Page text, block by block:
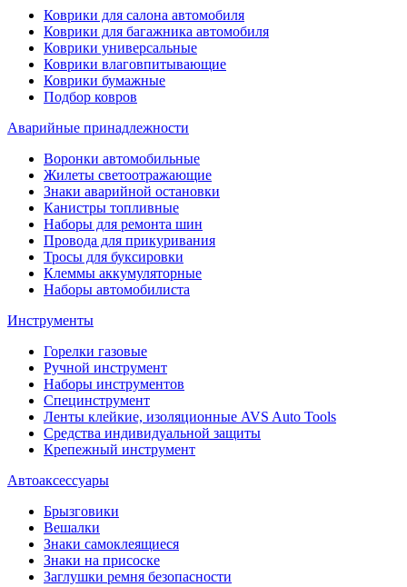
Коврики для салона автомобиля
Коврики для багажника автомобиля
Коврики универсальные
Коврики влаговпитывающие
Коврики бумажные
Подбор ковров
Аварийные принадлежности
Воронки автомобильные
Жилеты светоотражающие
Знаки аварийной остановки
Канистры топливные
Наборы для ремонта шин
Провода для прикуривания
Тросы для буксировки
Клеммы аккумуляторные
Наборы автомобилиста
Инструменты
Горелки газовые
Ручной инструмент
Наборы инструментов
Специнструмент
Ленты клейкие, изоляционные AVS Auto Tools
Средства индивидуальной защиты
Крепежный инструмент
Автоаксессуары
Брызговики
Вешалки
Знаки самоклеящиеся
Знаки на присоске
Заглушки ремня безопасности